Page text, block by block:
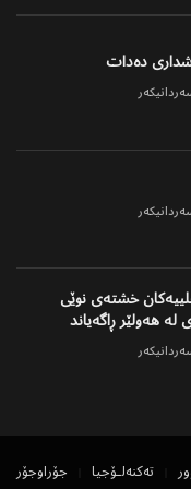
دەدات
خشتەی نوێی
هەولێر ڕاگەیاند
تەکنەلۆجیا جۆراوجۆر